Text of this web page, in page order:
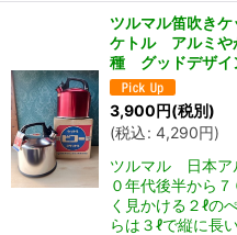
ツルマル笛吹き
ケトル アルミ
種 グッドデザ
3,900円(税別)
(税込: 4,290円)
ツルマル 日本ア
０年代後半から
く見かける２ℓの
らは３ℓで縦に長